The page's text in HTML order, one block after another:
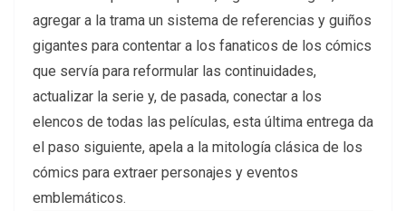
agregar a la trama un sistema de referencias y guiños
gigantes para contentar a los fanaticos de los cómics
que servía para reformular las continuidades,
actualizar la serie y, de pasada, conectar a los
elencos de todas las películas, esta última entrega da
el paso siguiente, apela a la mitología clásica de los
cómics para extraer personajes y eventos
emblemáticos.